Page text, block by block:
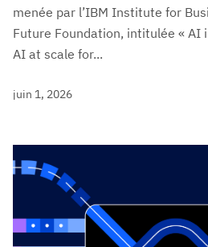
menée par l’IBM Institute for
Future Foundation, intitulée « AI
AI at scale for...
juin 1, 2026